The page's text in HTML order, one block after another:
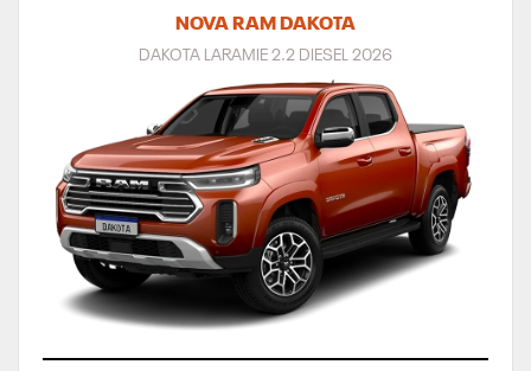
NOVA RAM DAKOTA
DAKOTA LARAMIE 2.2 DIESEL 2026